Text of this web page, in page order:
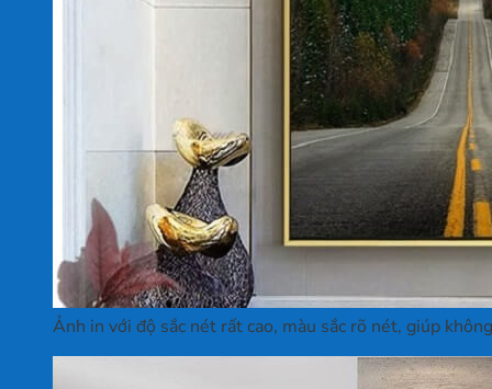
Ảnh in với độ sắc nét rất cao, màu sắc rõ nét, giúp